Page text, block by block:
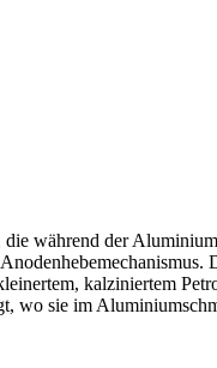
während der
kalziniertem
wo sie im